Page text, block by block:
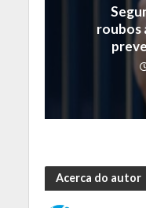
roubos
Acerca do autor